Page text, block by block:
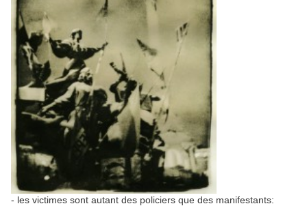
- les victimes sont autant des policiers que des manifestants: